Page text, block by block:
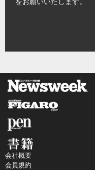
会社概要
会員規約